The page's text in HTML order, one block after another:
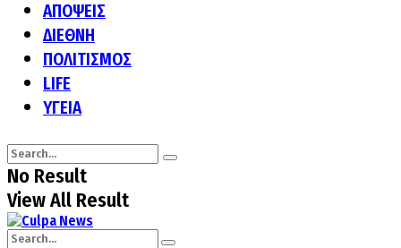
ΑΠΟΨΕΙΣ
ΔΙΕΘΝΗ
ΠΟΛΙΤΙΣΜΟΣ
LIFE
ΥΓΕΙΑ
No Result
View All Result